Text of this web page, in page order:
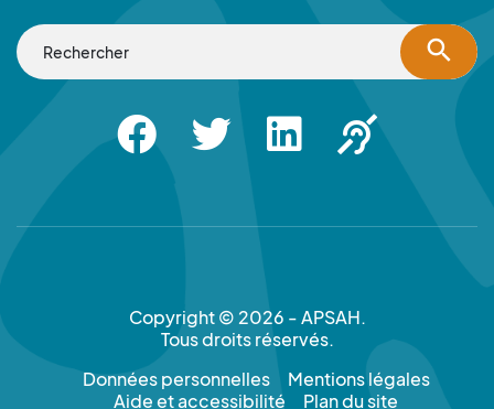
search
FacebookTwitter LinkedinApsah Sourd
Copyright © 2026 - APSAH.
Tous droits réservés.
Données personnelles
Mentions légales
Aide et accessibilité
Plan du site